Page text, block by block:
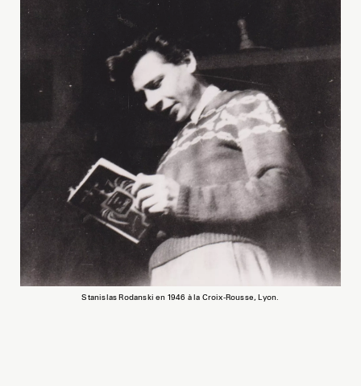
Stanislas Rodanski en 1946 à la Croix-Rousse, Lyon.